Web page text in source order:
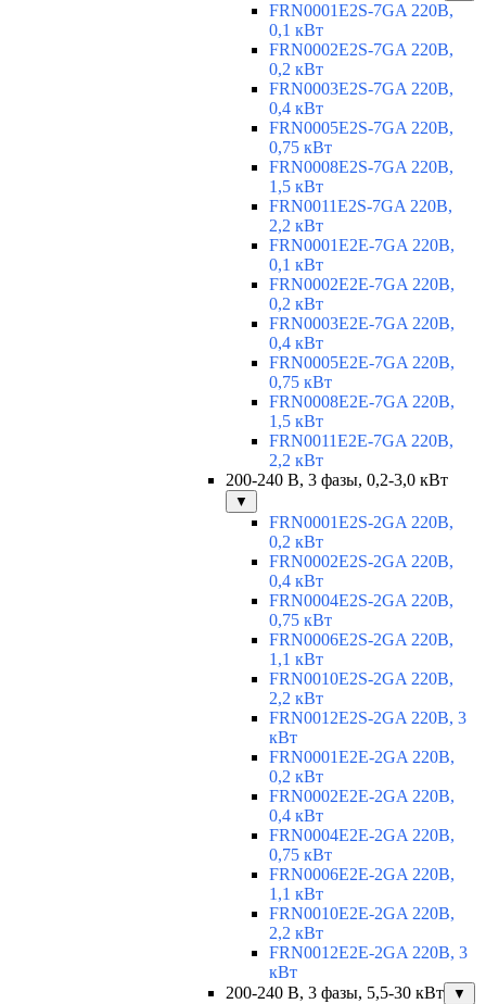
FRN0001E2S-7GA 220В,
0,1 кВт
FRN0002E2S-7GA 220В,
0,2 кВт
FRN0003E2S-7GA 220В,
0,4 кВт
FRN0005E2S-7GA 220В,
0,75 кВт
FRN0008E2S-7GA 220В,
1,5 кВт
FRN0011E2S-7GA 220В,
2,2 кВт
FRN0001E2E-7GA 220В,
0,1 кВт
FRN0002E2E-7GA 220В,
0,2 кВт
FRN0003E2E-7GA 220В,
0,4 кВт
FRN0005E2E-7GA 220В,
0,75 кВт
FRN0008E2E-7GA 220В,
1,5 кВт
FRN0011E2E-7GA 220В,
2,2 кВт
200-240 В, 3 фазы, 0,2-3,0 кВт
▼
FRN0001E2S-2GA 220В,
0,2 кВт
FRN0002E2S-2GA 220В,
0,4 кВт
FRN0004E2S-2GA 220В,
0,75 кВт
FRN0006E2S-2GA 220В,
1,1 кВт
FRN0010E2S-2GA 220В,
2,2 кВт
FRN0012E2S-2GA 220В, 3
кВт
FRN0001E2E-2GA 220В,
0,2 кВт
FRN0002E2E-2GA 220В,
0,4 кВт
FRN0004E2E-2GA 220В,
0,75 кВт
FRN0006E2E-2GA 220В,
1,1 кВт
FRN0010E2E-2GA 220В,
2,2 кВт
FRN0012E2E-2GA 220В, 3
кВт
200-240 В, 3 фазы, 5,5-30 кВт
▼